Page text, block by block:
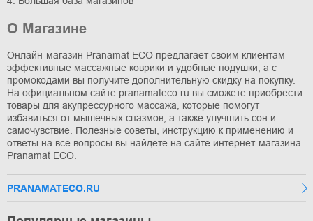
О Магазине
Онлайн-магазин Pranamat ECO предлагает своим клиентам
эффективные массажные коврики и удобные подушки, а с
промокодами вы получите дополнительную скидку на покупку.
На официальном сайте pranamateco.ru вы сможете приобрести
товары для акупрессурного массажа, которые помогут
избавиться от мышечных спазмов, а также улучшить сон и
самочувствие. Полезные советы, инструкцию к применению и
ответы на все вопросы вы найдете на сайте интернет-магазина
Pranamat ECO.
PRANAMATECO.RU